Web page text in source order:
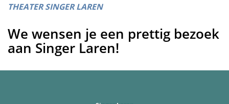
THEATER SINGER LAREN
We wensen je een prettig bezoek
aan Singer Laren!